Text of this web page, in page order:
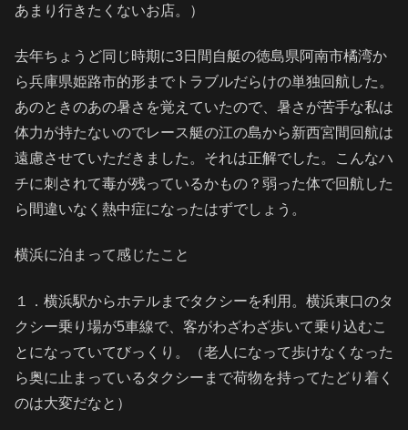
あまり行きたくないお店。）
去年ちょうど同じ時期に3日間自艇の徳島県阿南市橘湾か
ら兵庫県姫路市的形までトラブルだらけの単独回航した。
あのときのあの暑さを覚えていたので、暑さが苦手な私は
体力が持たないのでレース艇の江の島から新西宮間回航は
遠慮させていただきました。それは正解でした。こんなハ
チに刺されて毒が残っているかもの？弱った体で回航した
ら間違いなく熱中症になったはずでしょう。
横浜に泊まって感じたこと
１．横浜駅からホテルまでタクシーを利用。横浜東口のタ
クシー乗り場が5車線で、客がわざわざ歩いて乗り込むこ
とになっていてびっくり。（老人になって歩けなくなった
ら奥に止まっているタクシーまで荷物を持ってたどり着く
のは大変だなと）